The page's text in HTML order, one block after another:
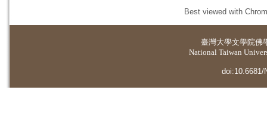
Best viewed with
臺灣大學文學院佛
National Taiwan
doi:10.6681/